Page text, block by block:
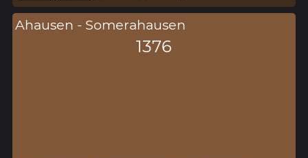
Ahausen - Somerahausen
1376